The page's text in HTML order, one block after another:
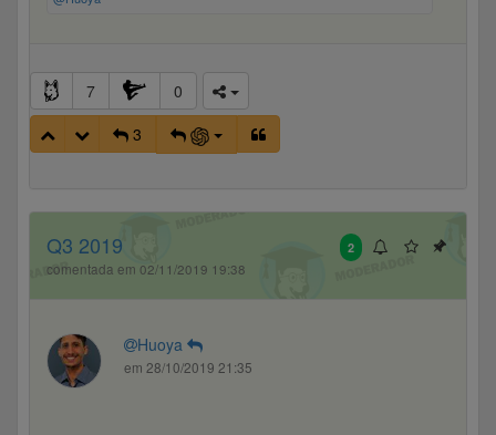
diferentes, não é o que acontece, todos os tipos de
nem um pouco de morar lá.
Quanto aos números, basta acompanhar os quadros
aqui da página.
7
0
3
2
Q3 2019
comentada em 02/11/2019 19:38
Huoya
em 28/10/2019 21:35